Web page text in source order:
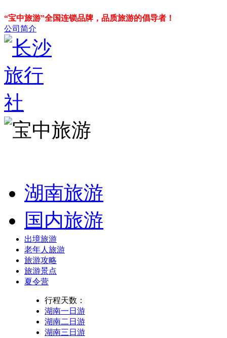
“宝中旅游”全国连锁品牌，品质旅游的倡导者！
公司简介
湖南旅游
国内旅游
出境旅游
老年人旅游
旅游攻略
旅游景点
夏令营
行程天数：
湖南一日游
湖南二日游
湖南三日游